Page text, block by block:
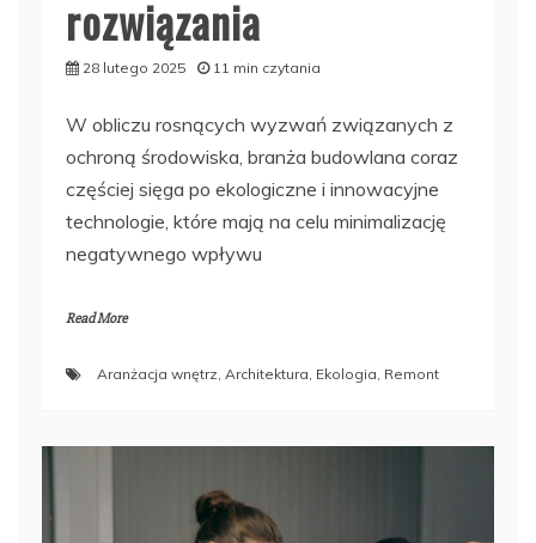
rozwiązania
28 lutego 2025 11 min czytania
W obliczu rosnących wyzwań związanych z
ochroną środowiska, branża budowlana coraz
częściej sięga po ekologiczne i innowacyjne
technologie, które mają na celu minimalizację
negatywnego wpływu
Read More
Aranżacja wnętrz, Architektura, Ekologia, Remont